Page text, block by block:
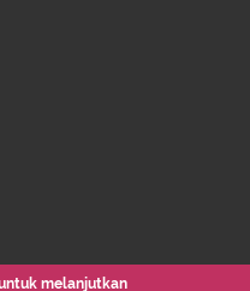
melanjutkan